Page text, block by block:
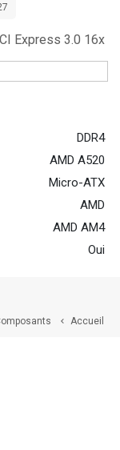
Express 3.0 16x
DDR4
AMD A520
Micro-ATX
AMD
AMD AM4
Oui
Accueil
